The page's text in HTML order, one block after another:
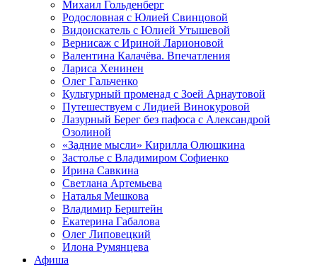
Михаил Гольденберг
Родословная с Юлией Свинцовой
Видоискатель с Юлией Утышевой
Вернисаж с Ириной Ларионовой
Валентина Калачёва. Впечатления
Лариса Хенинен
Олег Гальченко
Культурный променад с Зоей Арнаутовой
Путешествуем с Лидией Винокуровой
Лазурный Берег без пафоса с Александрой
Озолиной
«Задние мысли» Кирилла Олюшкина
Застолье с Владимиром Софиенко
Ирина Савкина
Светлана Артемьева
Наталья Мешкова
Владимир Берштейн
Екатерина Габалова
Олег Липовецкий
Илона Румянцева
Афиша